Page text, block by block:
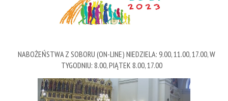
NABOŻEŃSTWA Z SOBORU (ON-LINE) NIEDZIELA: 9.00, 11.00, 17.00, W
TYGODNIU: 8.00, PIĄTEK 8.00, 17.00